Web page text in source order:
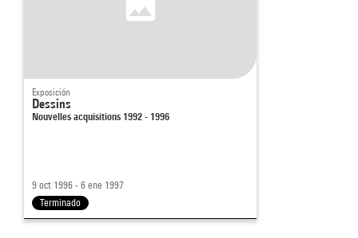
Exposición
Dessins
Nouvelles acquisitions 1992 - 1996
9 oct 1996 - 6 ene 1997
Terminado